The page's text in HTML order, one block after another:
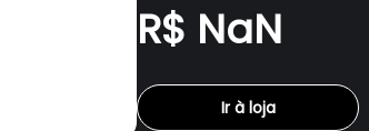
R$ NaN
Ir à loja